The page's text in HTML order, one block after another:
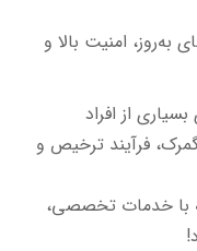
امنیت بالا و
از افراد
فرآیند ترخیص و
با خدمات تخصصی،